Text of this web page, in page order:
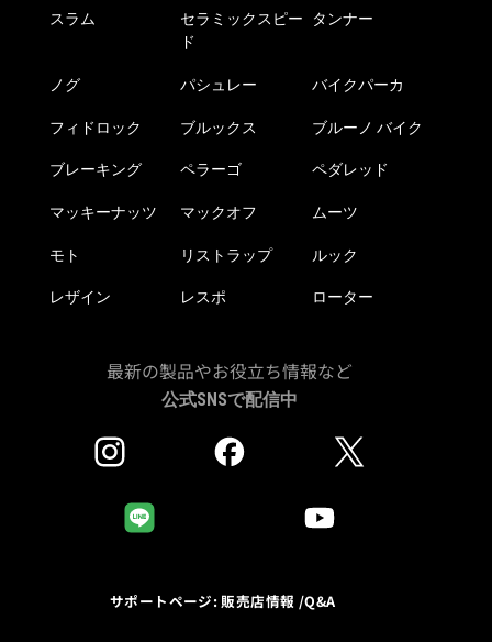
スラム
セラミックスピー
ド
タンナー
ノグ パシュレー バイクパーカ
フィドロック ブルックス ブルーノ バイク
ブレーキング ペラーゴ ペダレッド
マッキーナッツ マックオフ ムーツ
モト リストラップ ルック
レザイン レスポ ローター
最新の製品やお役立ち情報など
公式SNSで配信中
サポートページ: 販売店情報 /Q&A